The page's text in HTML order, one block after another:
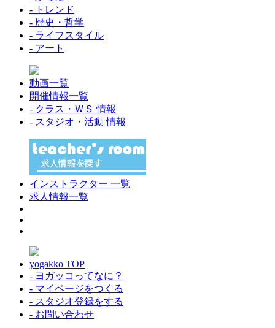
- トレンド
- 歴史・哲学
- ライフスタイル
- アート
動画一覧
開催情報一覧
- クラス・ＷＳ 情報
- スタジオ・活動 情報
インストラクター 一覧
求人情報一覧
yogakko TOP
- ヨガッコってなに？
- マイページをつくる
- スタジオ登録をする
- お問い合わせ